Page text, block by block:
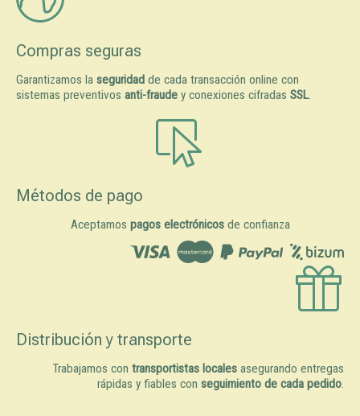
Compras seguras
Garantizamos la seguridad de cada transacción online con
sistemas preventivos anti-fraude y conexiones cifradas SSL.
Métodos de pago
Aceptamos pagos electrónicosde confianza
Distribución y transporte
Trabajamos con transportistas locales asegurando entregas
rápidas y fiables con seguimiento de cada pedido.